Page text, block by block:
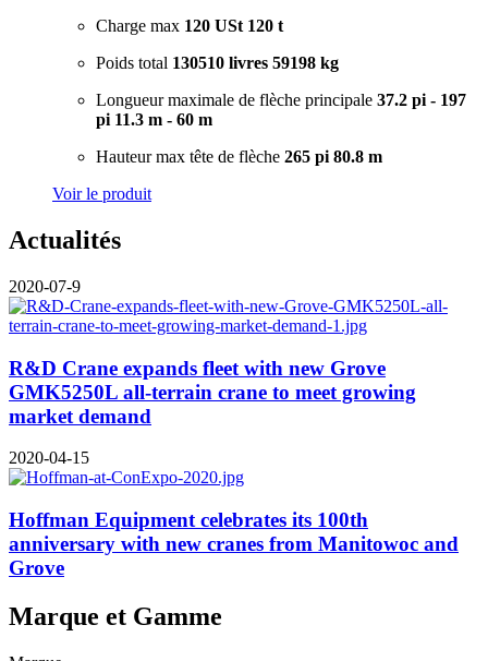
Charge max 120 USt 120 t
Poids total 130510 livres 59198 kg
Longueur maximale de flèche principale 37.2 pi - 197
pi 11.3 m - 60 m
Hauteur max tête de flèche 265 pi 80.8 m
Voir le produit
Actualités
2020-07-9
R&D Crane expands fleet with new Grove
GMK5250L all-terrain crane to meet growing
market demand
2020-04-15
Hoffman Equipment celebrates its 100th
anniversary with new cranes from Manitowoc and
Grove
Marque et Gamme